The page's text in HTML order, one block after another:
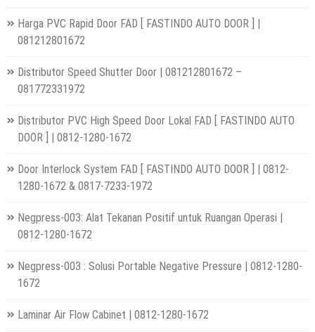
Harga PVC Rapid Door FAD [ FASTINDO AUTO DOOR ] |
081212801672
Distributor Speed Shutter Door | 081212801672 –
081772331972
Distributor PVC High Speed Door Lokal FAD [ FASTINDO AUTO
DOOR ] | 0812-1280-1672
Door Interlock System FAD [ FASTINDO AUTO DOOR ] | 0812-
1280-1672 & 0817-7233-1972
Negpress-003: Alat Tekanan Positif untuk Ruangan Operasi |
0812-1280-1672
Negpress-003 : Solusi Portable Negative Pressure | 0812-1280-
1672
Laminar Air Flow Cabinet | 0812-1280-1672